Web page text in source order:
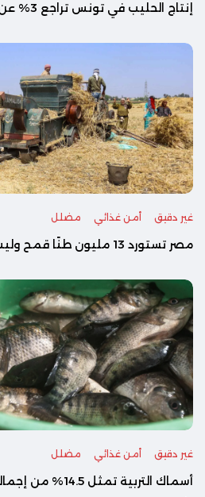
إنتاج الحليب في تونس تراجع 3% عن 2024 و17% عن...
غير دقيق أمن غذائي مضلل
مصر تستورد 13 مليون طنًا قمح وليس 5 ملايين.. و1.9...
غير دقيق أمن غذائي مضلل
أسماك التربية